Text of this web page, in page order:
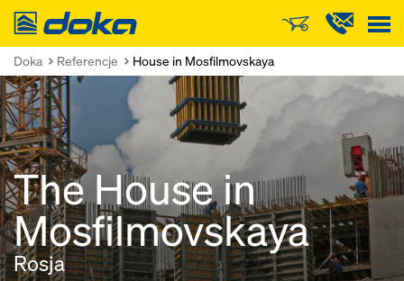
Doka
Doka Referencje House in Mosfilmovskaya
The House in
Mosfilmovskaya
Rosja